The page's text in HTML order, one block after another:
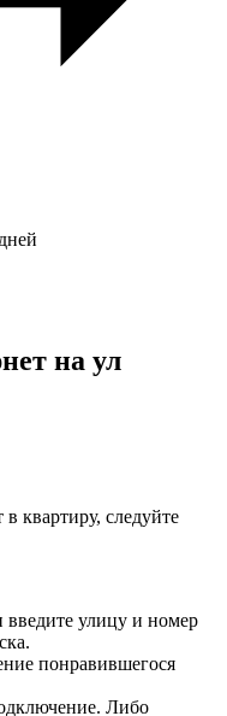
на ул
квартиру, следуйте
введите улицу и номер
понравившегося
Либо